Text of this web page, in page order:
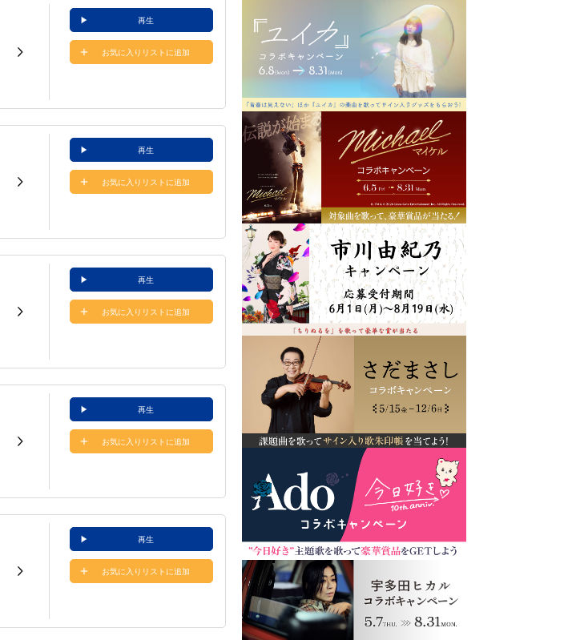
再生
お気に入りリストに追加
再生
お気に入りリストに追加
再生
お気に入りリストに追加
再生
お気に入りリストに追加
再生
お気に入りリストに追加